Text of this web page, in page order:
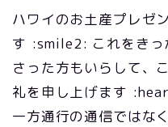
ハワイのお土産プレゼ
す :smile2: これをきっ
さった方もいらして、
礼を申し上げます
一方通行の通信ではな